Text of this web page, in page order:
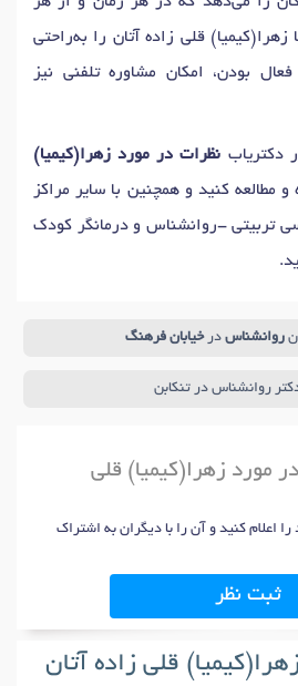
قلی زاده آتان را به‌راحتی
بودن، امکان مشاوره تلفنی نیز
دکتریاب نظرات در مورد زهرا(کیمیا)
مطالعه کنید و همچنین با سایر مراکز
تربیتی -روانشناس و درمانگر کودک
روانشناس درخیابان فرهنگ
روانشناس در تنکابن
مورد زهرا(کیمیا) قلی
اعلام کنید و آن را با دیگران به اشتراک
ثبت نظر
قلی زاده آتان